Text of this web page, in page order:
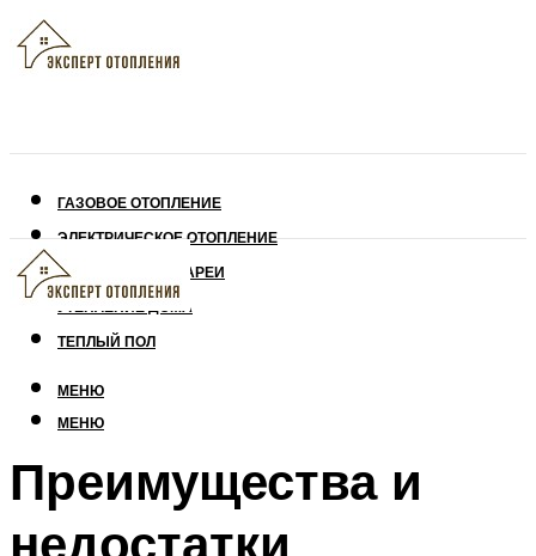
ГАЗОВОЕ ОТОПЛЕНИЕ
ЭЛЕКТРИЧЕСКОЕ ОТОПЛЕНИЕ
СОЛНЕЧНЫЕ БАТАРЕИ
УТЕПЛЕНИЕ ДОМА
ТЕПЛЫЙ ПОЛ
МЕНЮ
МЕНЮ
Преимущества и
недостатки